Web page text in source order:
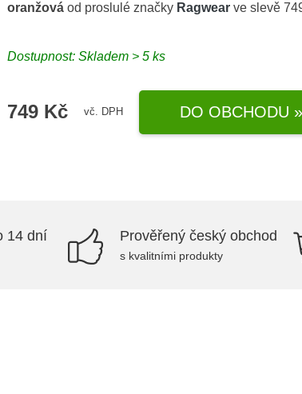
oranžová od proslulé značky Ragwear ve slevě
Dostupnost: Skladem > 5 ks
749 Kč vč. DPH DO OBCHODU »
14 dní Prověřený český obchod
s kvalitními produkty